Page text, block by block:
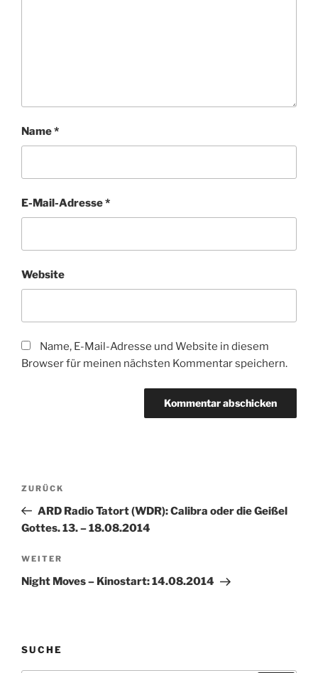
Name*
E-Mail-Adresse*
Website
Name, E-Mail-Adresse und Website in diesem
Browser für meinen nächsten Kommentar speichern.
Beitragsnavigation
Vorheriger
Beitrag
ZURÜCK
ARD Radio Tatort (WDR): Calibra oder die Geißel
Gottes. 13. – 18.08.2014
Nächster
Beitrag
WEITER
Night Moves – Kinostart: 14.08.2014
SUCHE